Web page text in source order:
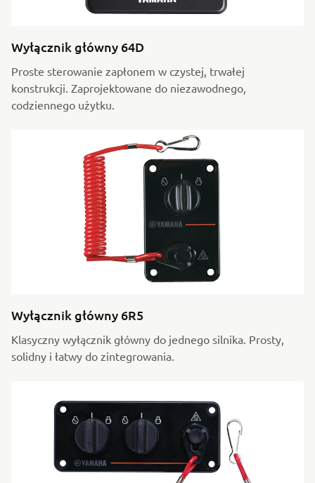
Wyłącznik główny 64D
Proste sterowanie zapłonem w czystej, trwałej
konstrukcji. Zaprojektowane do niezawodnego,
codziennego użytku.
Wyłącznik główny 6R5
Klasyczny wyłącznik główny do jednego silnika. Prosty,
solidny i łatwy do zintegrowania.